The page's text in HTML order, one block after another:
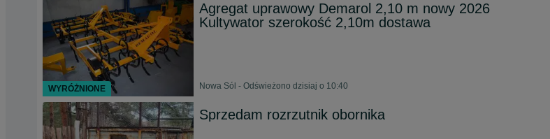
Agregat uprawowy Demarol 2,10 m nowy 2026
Kultywator szerokość 2,10m dostawa
Nowa Sól - Odświeżono dzisiaj o 10:40
Sprzedam rozrzutnik obornika
WYRÓŻNIONE